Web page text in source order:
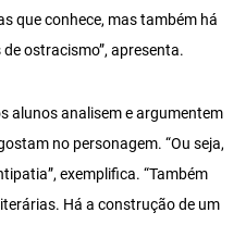
que conhece, mas também há
ostracismo”, apresenta.
alunos analisem e argumentem
no personagem. “Ou seja,
exemplifica. “Também
Há a construção de um